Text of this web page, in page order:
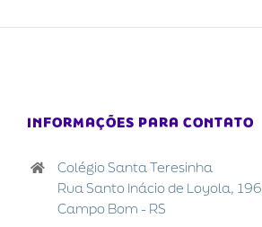
INFORMAÇÕES PARA CONTATO
Colégio Santa Teresinha
Rua Santo Inácio de Loyola, 196
Campo Bom - RS